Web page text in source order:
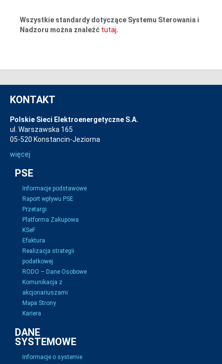
Wszystkie standardy dotyczące Systemu Sterowania i
Nadzoru można znaleźć tutaj.
KONTAKT
Polskie Sieci Elektroenergetyczne S.A.
ul. Warszawska 165
05-520 Konstancin-Jeziorna
więcej
PSE
Informacje podstawowe
Raport wpływu PSE
Przetargi
Platforma Zakupowa
KSeF
Efaktura
Realizacja strategii
podatkowej
RODO – Dane Osobowe
Komunikacja z
akcjonariuszami
Mapa Strony
Kariera
DANE
SYSTEMOWE
Informacje o systemie